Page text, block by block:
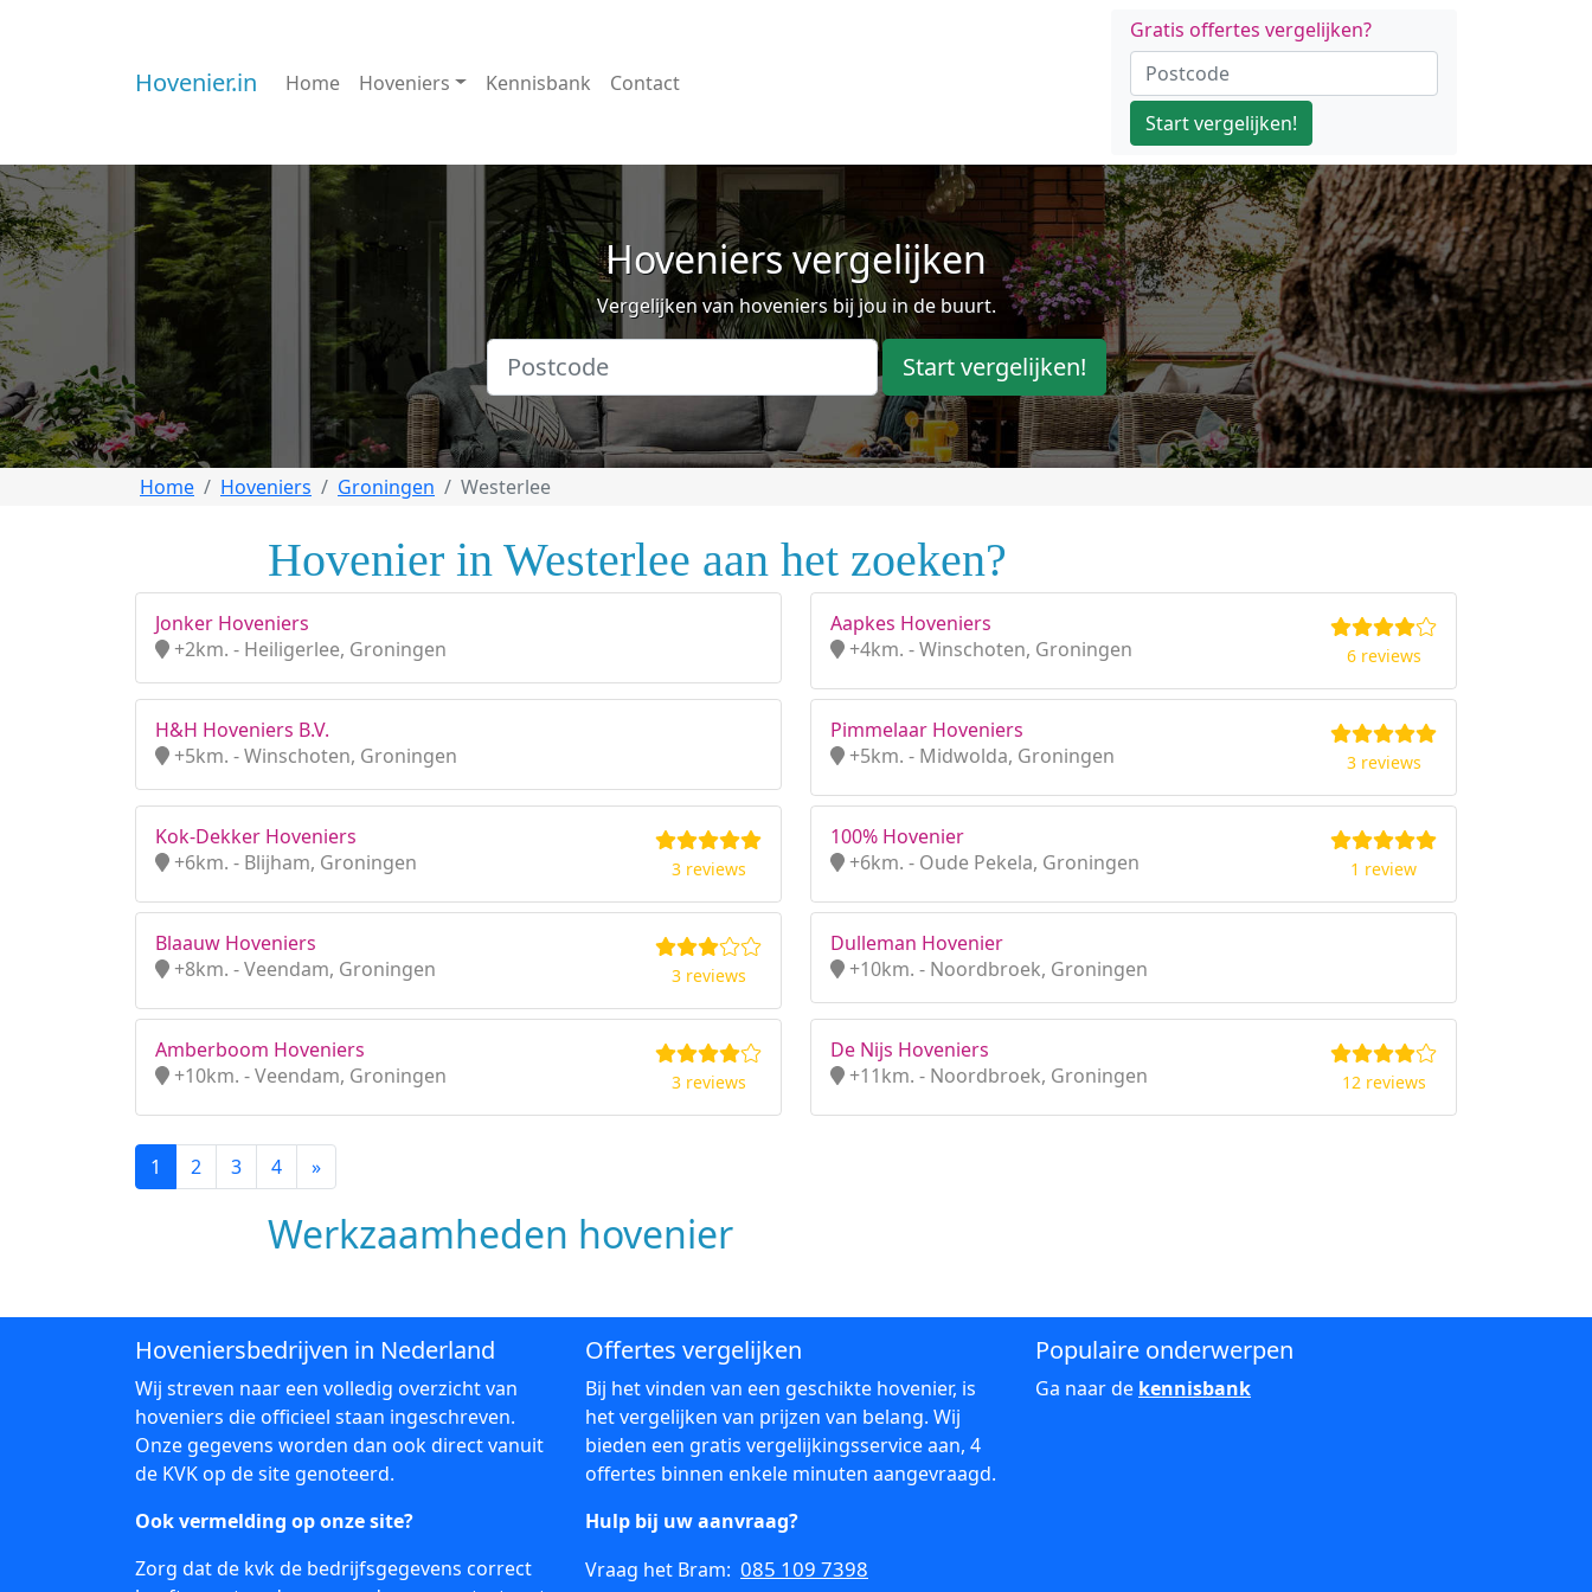
Hovenier.in Home Hoveniers Kennisbank Contact
Gratis offertes vergelijken?
Start vergelijken!
Hoveniers vergelijken
Vergelijken van hoveniers bij jou in de buurt.
Start vergelijken!
Home Hoveniers Groningen Westerlee
Hovenier in Westerlee aan het zoeken?
Jonker Hoveniers
+2km. - Heiligerlee, Groningen
Aapkes Hoveniers
+4km. - Winschoten, Groningen
6 reviews
H&H Hoveniers B.V.
+5km. - Winschoten, Groningen
Pimmelaar Hoveniers
+5km. - Midwolda, Groningen
3 reviews
Kok-Dekker Hoveniers
+6km. - Blijham, Groningen
3 reviews
100% Hovenier
+6km. - Oude Pekela, Groningen
1 review
Blaauw Hoveniers
+8km. - Veendam, Groningen
3 reviews
Dulleman Hovenier
+10km. - Noordbroek, Groningen
Amberboom Hoveniers
+10km. - Veendam, Groningen
3 reviews
De Nijs Hoveniers
+11km. - Noordbroek, Groningen
12 reviews
1 2 3 4 »
Werkzaamheden hovenier
Hoveniersbedrijven in Nederland
Wij streven naar een volledig overzicht van
hoveniers die officieel staan ingeschreven.
Onze gegevens worden dan ook direct vanuit
de KVK op de site genoteerd.
Ook vermelding op onze site?
Zorg dat de kvk de bedrijfsgegevens correct
Offertes vergelijken
Bij het vinden van een geschikte hovenier, is
het vergelijken van prijzen van belang. Wij
bieden een gratis vergelijkingsservice aan, 4
offertes binnen enkele minuten aangevraagd.
Hulp bij uw aanvraag?
Vraag het Bram: 085 109 7398
Populaire onderwerpen
Ga naar de kennisbank